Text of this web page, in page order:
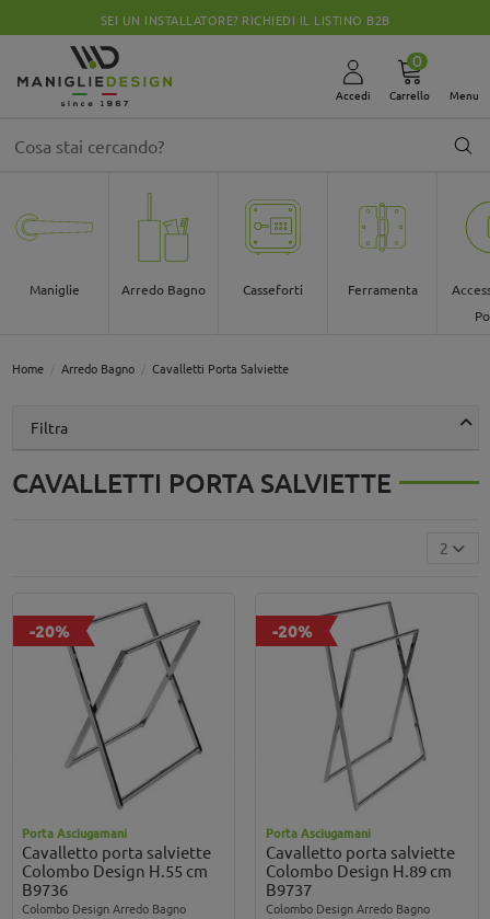
SEI UN INSTALLATORE? RICHIEDI IL LISTINO B2B
Accedi
0
Carrello Menu
Maniglie Arredo Bagno Casseforti Ferramenta
Home Arredo Bagno Cavalletti Porta Salviette
CAVALLETTI PORTA SALVIETTE
2
-20%
Porta Asciugamani
Cavalletto porta salviette
Colombo Design H.55 cm
B9736
Colombo Design Arredo Bagno
-20%
Porta Asciugamani
Cavalletto porta salviette
Colombo Design H.89 cm
B9737
Colombo Design Arredo Bagno
Filtra